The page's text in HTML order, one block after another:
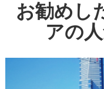
お勧めし
アの